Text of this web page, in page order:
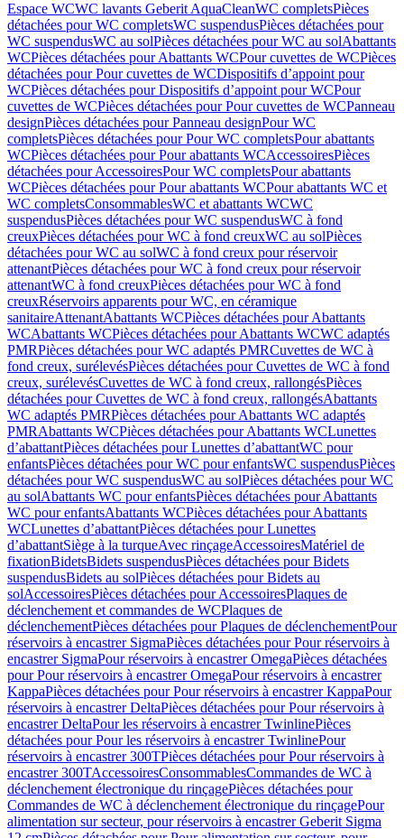
Espace WCWC lavants Geberit AquaCleanWC completsPièces
détachées pour WC completsWC suspendusPièces détachées pour
WC suspendusWC au solPièces détachées pour WC au solAbattants
WCPièces détachées pour Abattants WCPour cuvettes de WCPièces
détachées pour Pour cuvettes de WCDispositifs d’appoint pour
WCPièces détachées pour Dispositifs d’appoint pour WCPour
cuvettes de WCPièces détachées pour Pour cuvettes de WCPanneau
designPièces détachées pour Panneau designPour WC
completsPièces détachées pour Pour WC completsPour abattants
WCPièces détachées pour Pour abattants WCAccessoiresPièces
détachées pour AccessoiresPour WC completsPour abattants
WCPièces détachées pour Pour abattants WCPour abattants WC et
WC completsConsommablesWC et abattants WCWC
suspendusPièces détachées pour WC suspendusWC à fond
creuxPièces détachées pour WC à fond creuxWC au solPièces
détachées pour WC au solWC à fond creux pour réservoir
attenantPièces détachées pour WC à fond creux pour réservoir
attenantWC à fond creuxPièces détachées pour WC à fond
creuxRéservoirs apparents pour WC, en céramique
sanitaireAttenantAbattants WCPièces détachées pour Abattants
WCAbattants WCPièces détachées pour Abattants WCWC adaptés
PMRPièces détachées pour WC adaptés PMRCuvettes de WC à
fond creux, surélevésPièces détachées pour Cuvettes de WC à fond
creux, surélevésCuvettes de WC à fond creux, rallongésPièces
détachées pour Cuvettes de WC à fond creux, rallongésAbattants
WC adaptés PMRPièces détachées pour Abattants WC adaptés
PMRAbattants WCPièces détachées pour Abattants WCLunettes
d’abattantPièces détachées pour Lunettes d’abattantWC pour
enfantsPièces détachées pour WC pour enfantsWC suspendusPièces
détachées pour WC suspendusWC au solPièces détachées pour WC
au solAbattants WC pour enfantsPièces détachées pour Abattants
WC pour enfantsAbattants WCPièces détachées pour Abattants
WCLunettes d’abattantPièces détachées pour Lunettes
d’abattantSiège à la turqueAvec rinçageAccessoiresMatériel de
fixationBidetsBidets suspendusPièces détachées pour Bidets
suspendusBidets au solPièces détachées pour Bidets au
solAccessoiresPièces détachées pour AccessoiresPlaques de
déclenchement et commandes de WCPlaques de
déclenchementPièces détachées pour Plaques de déclenchementPour
réservoirs à encastrer SigmaPièces détachées pour Pour réservoirs à
encastrer SigmaPour réservoirs à encastrer OmegaPièces détachées
pour Pour réservoirs à encastrer OmegaPour réservoirs à encastrer
KappaPièces détachées pour Pour réservoirs à encastrer KappaPour
réservoirs à encastrer DeltaPièces détachées pour Pour réservoirs à
encastrer DeltaPour les réservoirs à encastrer TwinlinePièces
détachées pour Pour les réservoirs à encastrer TwinlinePour
réservoirs à encastrer 300TPièces détachées pour Pour réservoirs à
encastrer 300TAccessoiresConsommablesCommandes de WC à
déclenchement électronique du rinçagePièces détachées pour
Commandes de WC à déclenchement électronique du rinçagePour
alimentation sur secteur, pour réservoirs à encastrer Geberit Sigma